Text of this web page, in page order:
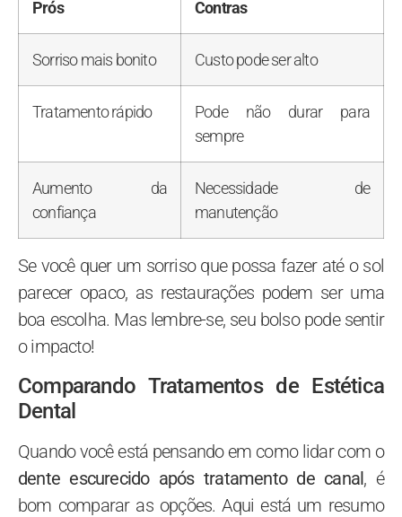
Prós Contras
Sorriso mais bonito Custo pode ser alto
Tratamento rápido
Pode não durar para
sempre
Aumento da
confiança
Necessidade de
manutenção
Se você quer um sorriso que possa fazer até o sol
parecer opaco, as restaurações podem ser uma
boa escolha. Mas lembre-se, seu bolso pode sentir
o impacto!
Comparando Tratamentos de Estética
Dental
Quando você está pensando em como lidar com o
dente escurecido após tratamento de canal, é
bom comparar as opções. Aqui está um resumo